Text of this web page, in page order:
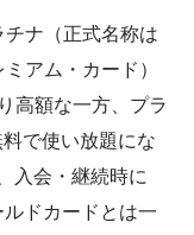
ナ（正式名称は
アム・カード）
高額な一方、プラ
で使い放題にな
入会・継続時に
ドカードとは一